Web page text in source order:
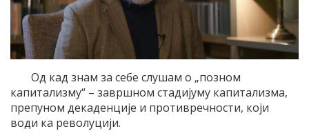
Од кад знам за себе слушам о „позном
капитализму“ – завршном стадијуму капитализма,
препуном декаденције и противречности, који
води ка револуцији.